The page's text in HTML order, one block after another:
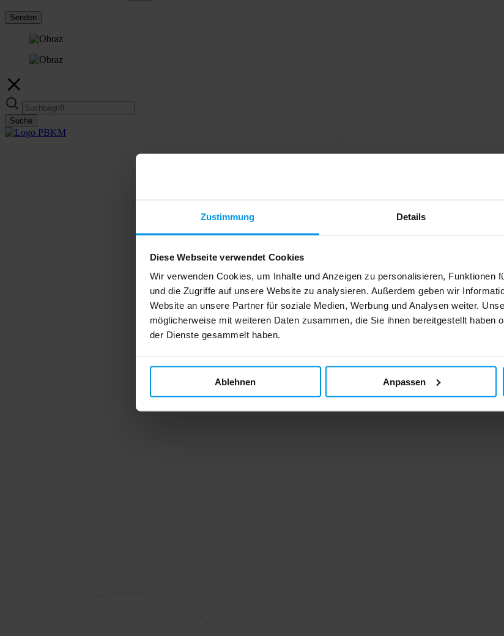
Zustimmung Details
Diese Webseite verwendet Cookies
Wir verwenden Cookies, um Inhalte und Anzeigen zu personalisieren, Funktionen
und die Zugriffe auf unsere Website zu analysieren. Außerdem geben wir
Website an unsere Partner für soziale Medien, Werbung und Analysen weiter.
möglicherweise mit weiteren Daten zusammen, die Sie ihnen bereitgestellt haben
der Dienste gesammelt haben.
Ablehnen Anpassen
Senden
Suche